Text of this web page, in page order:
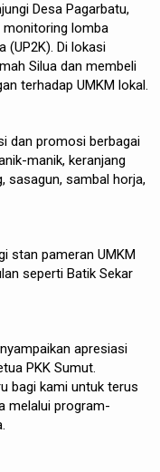
Desa Pagarbatu,
monitoring lomba
(UP2K). Di lokasi
Silua dan membeli
terhadap UMKM lokal.
dan promosi berbagai
manik, keranjang
sasagun, sambal horja,
stan pameran UMKM
seperti Batik Sekar
apresiasi
PKK Sumut.
bagi kami untuk terus
melalui program-